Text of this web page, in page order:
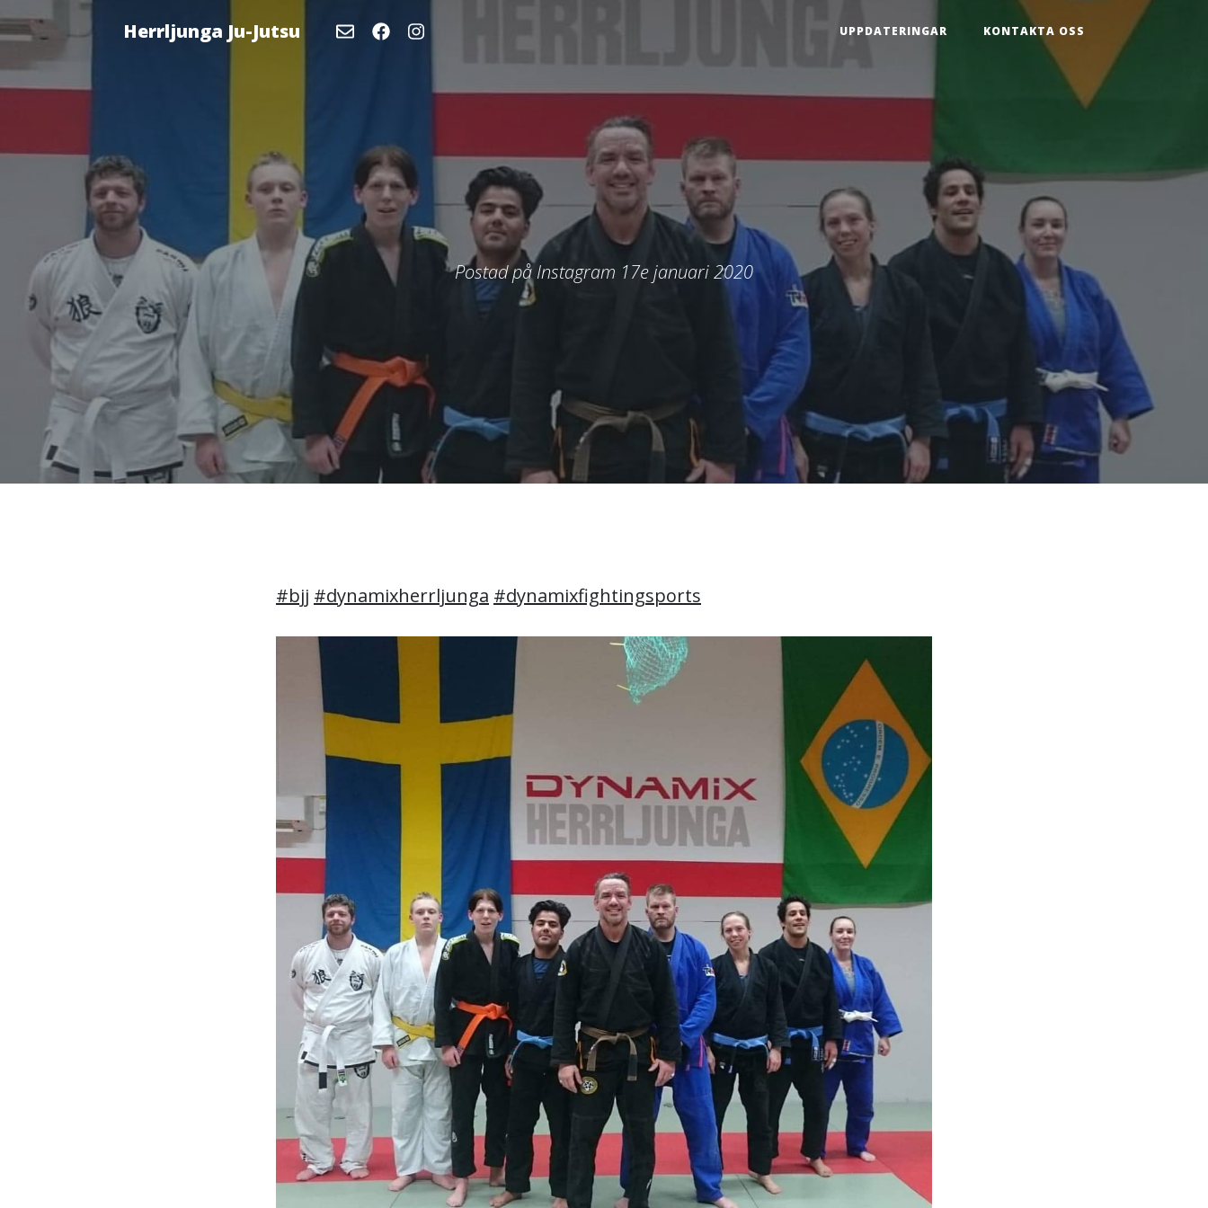
Herrljunga Ju-Jutsu UPPDATERINGAR KONTAKTA OSS
Postad på Instagram 17e januari 2020
#bjj #dynamixherrljunga #dynamixfightingsports